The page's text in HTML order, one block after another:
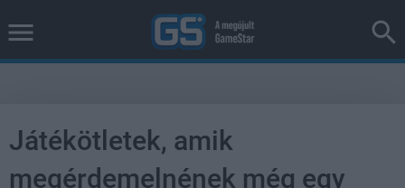
Játékötletek, amik
megérdemelnének még egy